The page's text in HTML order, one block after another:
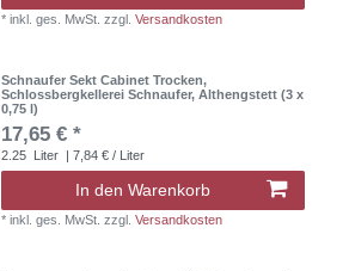
*inkl. ges. MwSt. zzgl.Versandkosten
Schnaufer Sekt Cabinet Trocken,
Schlossbergkellerei Schnaufer, Althengstett (3 x
0,75 l)
17,65 € *
2.25 Liter | 7,84 € / Liter
In den Warenkorb
*inkl. ges. MwSt. zzgl.Versandkosten